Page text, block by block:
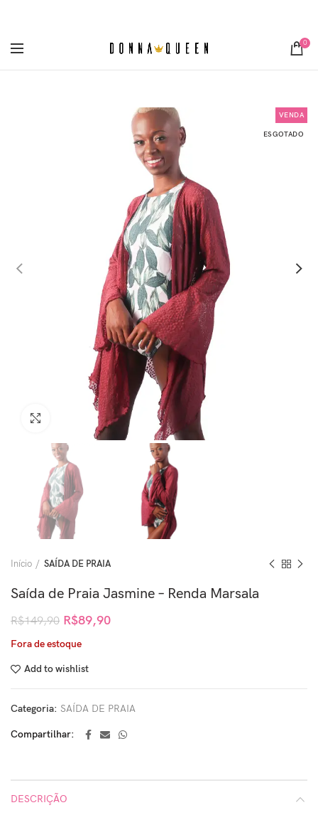
0
VENDA
ESGOTADO
Clique para ampliar
Início SAÍDA DE PRAIA
Saída de Praia Jasmine – Renda Marsala
R$149,90 R$89,90
Fora de estoque
Add to wishlist
Categoria: SAÍDA DE PRAIA
Compartilhar
DESCRIÇÃO